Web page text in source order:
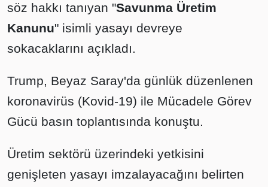
söz hakkı tanıyan "Savunma Üretim
Kanunu" isimli yasayı devreye
sokacaklarını açıkladı.
Trump, Beyaz Saray'da günlük düzenlenen
koronavirüs (Kovid-19) ile Mücadele Görev
Gücü basın toplantısında konuştu.
Üretim sektörü üzerindeki yetkisini
genişleten yasayı imzalayacağını belirten